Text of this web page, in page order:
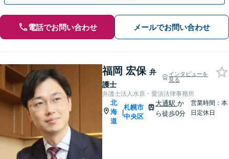
電話でお問い合わせ メールでお問い合わせ
福岡 宏保 弁
護士
インタビューを
見る
弁護士法人水原・愛須法律事務所
北
海
道
|
札幌市
中央区
大通駅 か
ら徒歩0分
営業時間：本
日定休日